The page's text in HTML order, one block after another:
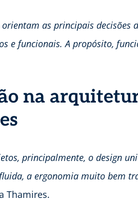
orientam as principais
e funcionais. A propósito,
na
principalmente, o design
a ergonomia muito bem
Thamires.